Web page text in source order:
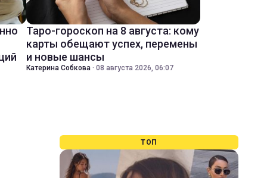
Таро-гороскоп на 8 августа: кому
карты обещают успех, перемены
и новые шансы
Катерина Собкова · 08 августа 2026, 06:07
ТОП